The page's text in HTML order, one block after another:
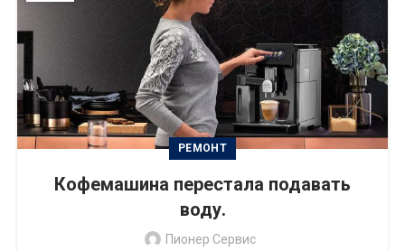
РЕМОНТ
Кофемашина перестала подавать
воду.
Пионер Сервис